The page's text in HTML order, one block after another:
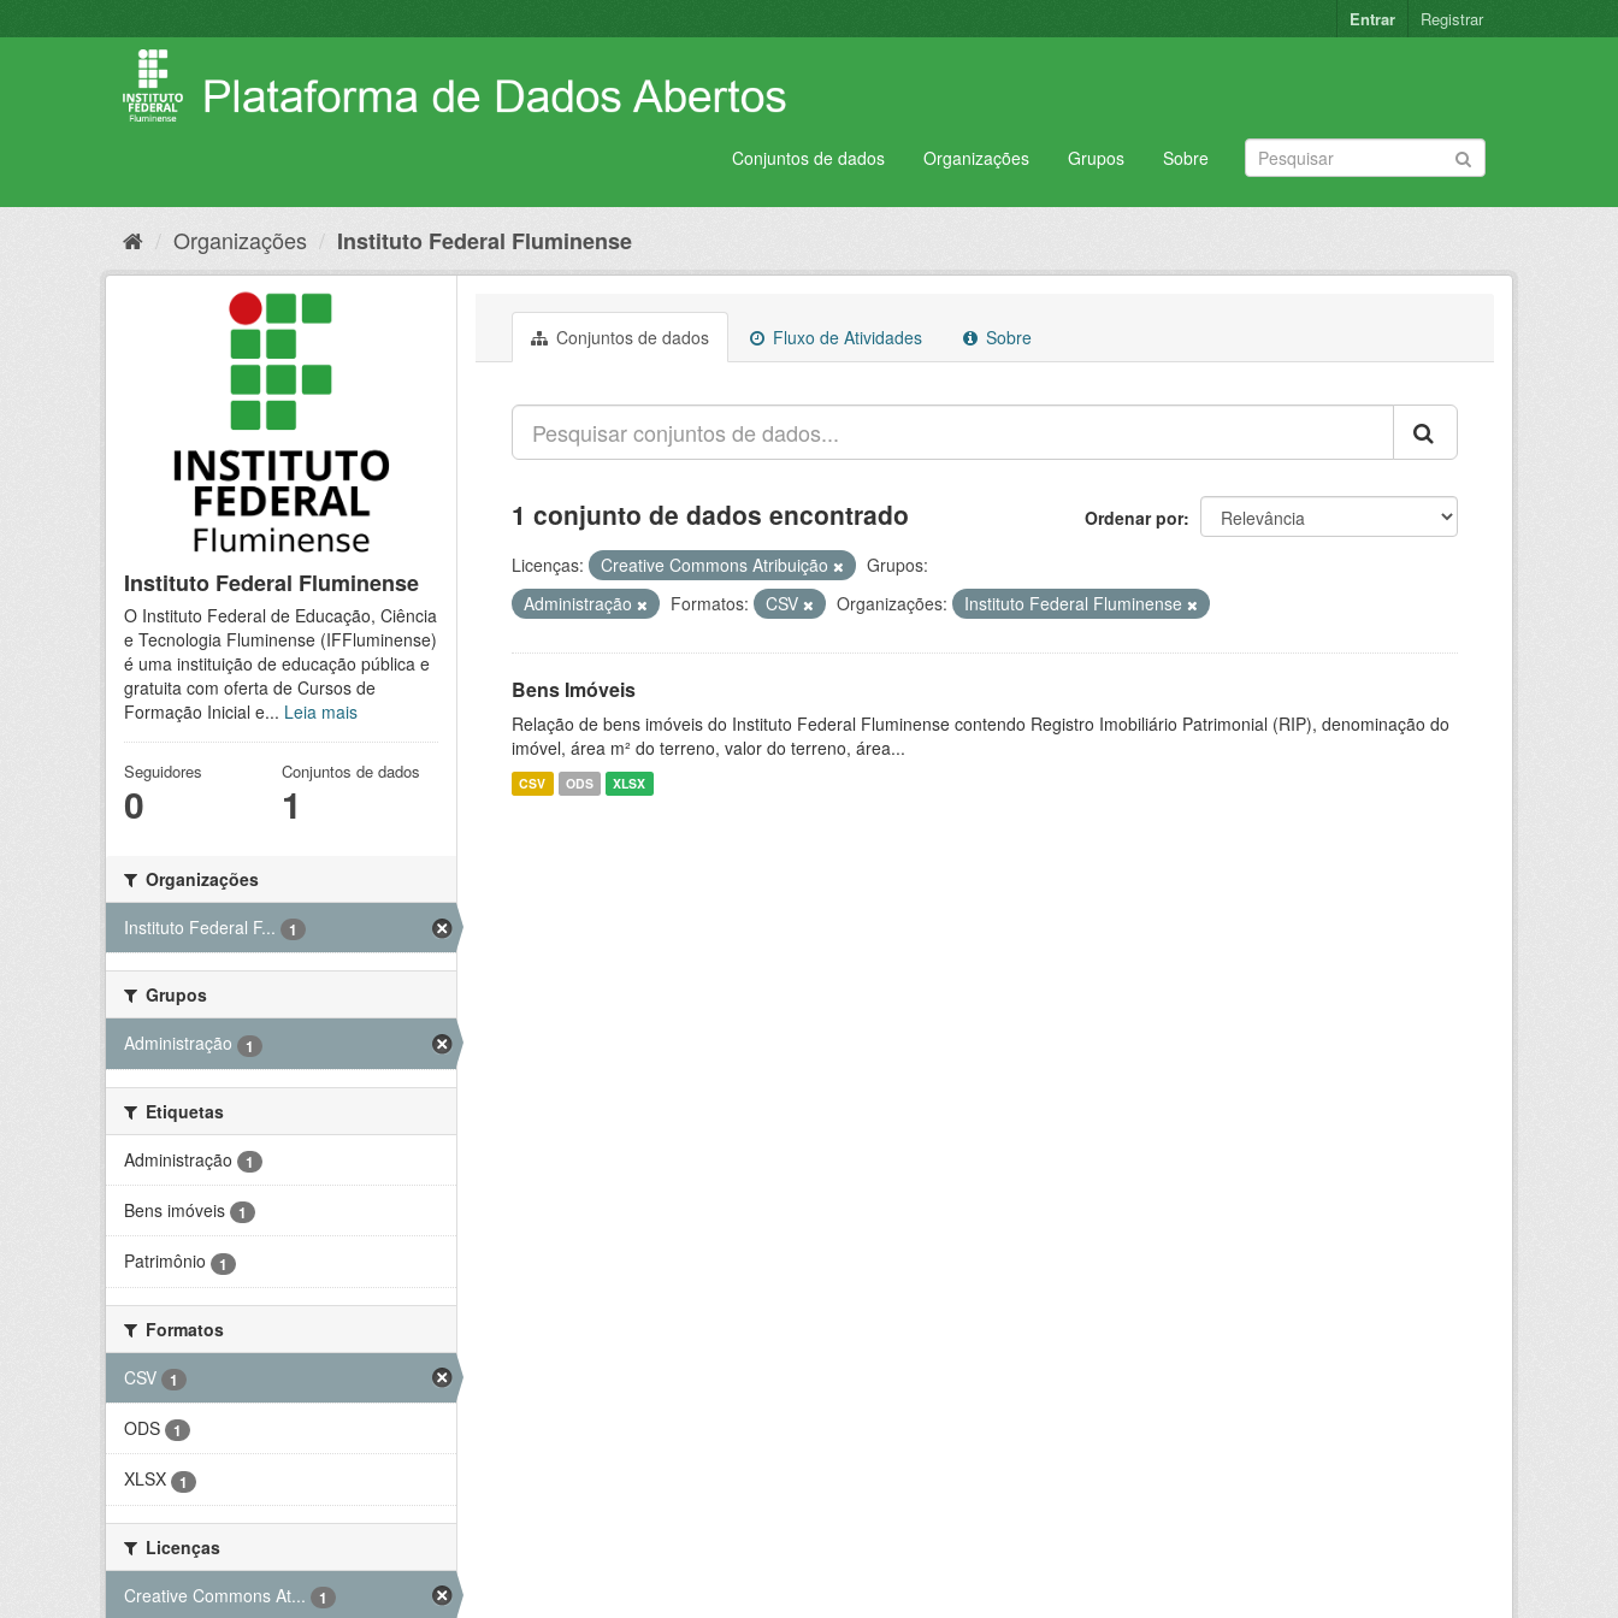
para
Entrar Registrar
Conjuntos de dados Organizações Grupos Sobre
Organizações Instituto Federal Fluminense
Instituto Federal Fluminense
O Instituto Federal de Educação, Ciência
e Tecnologia Fluminense (IFFluminense)
é uma instituição de educação pública e
gratuita com oferta de Cursos de
Formação Inicial e... Leia mais
Seguidores
0
Conjuntos de dados
1
Organizações
Instituto Federal F...
1
Grupos
Administração
1
Etiquetas
Administração
1
Bens imóveis 1
Patrimônio 1
Formatos
CSV
1
ODS 1
XLSX 1
Licenças
Creative Commons At...
1
Conjuntos de dados Fluxo de Atividades Sobre
Ordenar por
1 conjunto de dados encontrado
Licenças: Creative Commons Atribuição
Grupos:
Administração
Formatos: CSV Organizações: Instituto Federal Fluminense
Bens Imóveis
Relação de bens imóveis do Instituto Federal Fluminense contendo Registro Imobiliário Patrimonial (RIP), denominação do
imóvel, área m² do terreno, valor do terreno, área...
CSV ODS XLSX